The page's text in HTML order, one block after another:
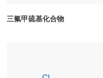
三氟甲硫基化合物